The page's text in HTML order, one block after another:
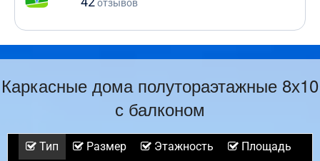
отзывов
Каркасные дома полутораэтажные 8х10
с балконом
Тип Размер Этажность
Площадь